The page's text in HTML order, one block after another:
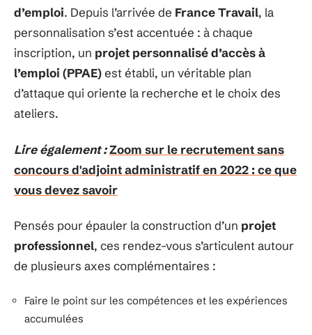
d’emploi. Depuis l’arrivée de France Travail, la
personnalisation s’est accentuée : à chaque
inscription, un projet personnalisé d’accès à
l’emploi (PPAE)est établi, un véritable plan
d’attaque qui oriente la recherche et le choix des
ateliers.
Lire également :Zoom sur le recrutement sans
concours d'adjoint administratif en 2022 : ce que
vous devez savoir
Pensés pour épauler la construction d’un projet
professionnel, ces rendez-vous s’articulent autour
de plusieurs axes complémentaires :
Faire le point sur les compétences et les expériences
accumulées